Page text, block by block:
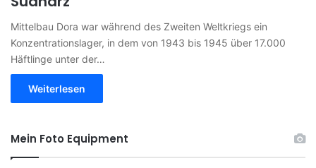
Mittelbau Dora war während des Zweiten Weltkriegs ein
Konzentrationslager, in dem von 1943 bis 1945 über 17.000
Häftlinge unter der…
Weiterlesen
Mein Foto Equipment